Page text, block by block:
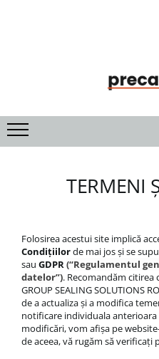
Siliconi și Etanșanți
Adezivi și Grunduri
Precadre Termoizolante
Solbancuri Termoizolante
TERMENI
Folosirea acestui site implică
Condițiilorde mai jos și se
sau GDPR(“Regulamentul
datelor”). Recomandăm citirea
GROUP SEALING SOLUTIONS
de a actualiza și a modifica
notificare individuala
modificări, vom afișa pe
de aceea, vă rugăm să